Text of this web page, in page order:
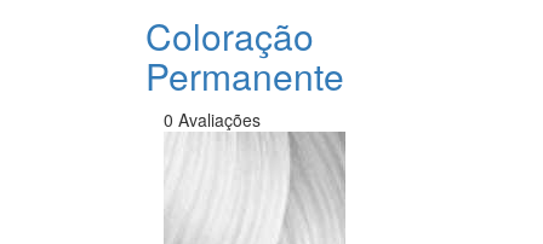
Coloração
Permanente
0 Avaliações